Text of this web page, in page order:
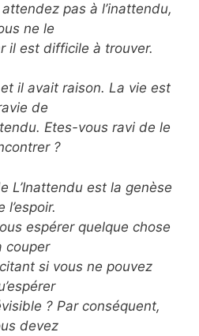
pas à l’inattendu,
ne le
il est difficile à trouver.
il avait raison. La vie est
de
Etes-vous ravi de le
?
L’Inattendu est la genèse
l’espoir.
espérer quelque chose
couper
si vous ne pouvez
? Par conséquent,
devez